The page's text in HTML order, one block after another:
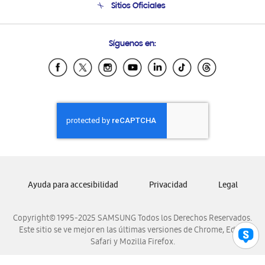
Soporte vía eMail
Sitios Oficiales
Samsung Ecuador
Samsung El Salvador
Samsung Honduras
Samsung Nicaragua
Samsung Panamá
Samsung Venezuela
Síguenos en:
Copyright© 1995-2025 SAMSUNG Todos los Derechos Reservados.
Este sitio se ve mejor en las últimas versiones de Chrome, Edge,
Safari y Mozilla Firefox.
Ayuda para accesibilidad Privacidad Legal